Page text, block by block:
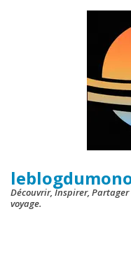
Découvrir, Inspirer, Partager
voyage.